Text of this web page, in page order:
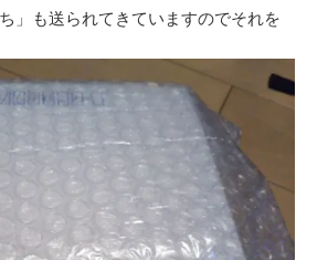
」も送られてきていますのでそれを